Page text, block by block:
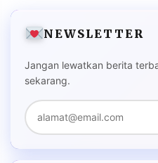
NEWSLETTER
Jangan lewatkan berita
sekarang.